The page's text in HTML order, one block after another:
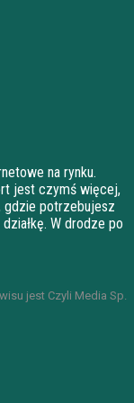
na rynku.
jest czymś więcej,
gdzie potrzebujesz
W drodze po
jest Czyli Media Sp.